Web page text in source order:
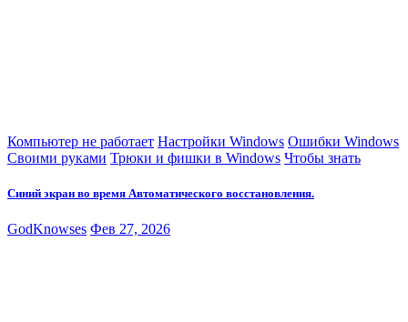
Компьютер не работает Настройки Windows Ошибки Windows
Своими руками Трюки и фишки в Windows Чтобы знать
Синий экран во время Автоматического восстановления.
GodKnowses Фев 27, 2026